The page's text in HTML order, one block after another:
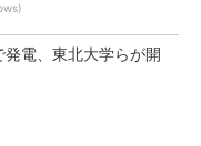
電、東北大学らが開